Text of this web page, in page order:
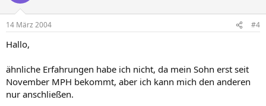
14 März 2004 #4
Hallo,
ähnliche Erfahrungen habe ich nicht, da mein Sohn erst seit
November MPH bekommt, aber ich kann mich den anderen
nur anschließen.